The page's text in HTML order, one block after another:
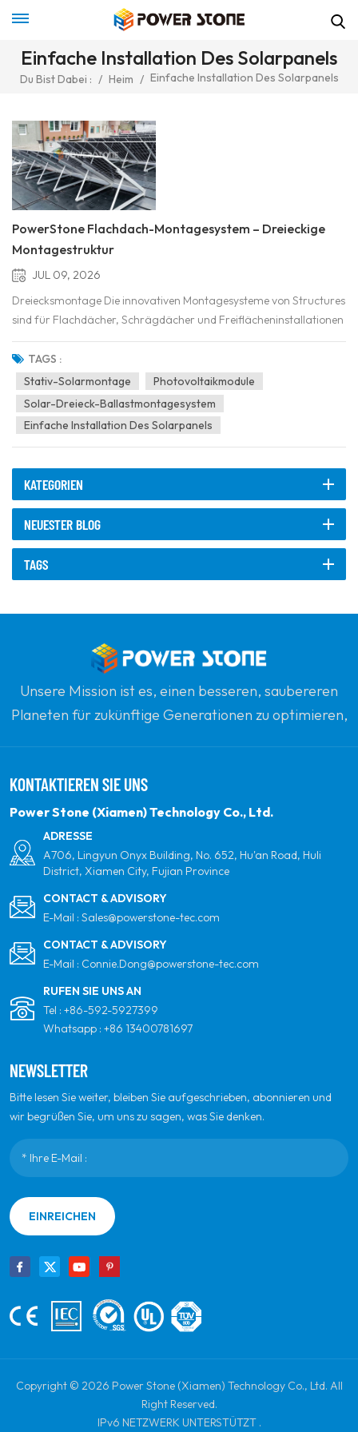
Einfache Installation Des Solarpanels
Du Bist Dabei : / Heim / Einfache Installation Des Solarpanels
PowerStone Flachdach-Montagesystem – Dreieckige
Montagestruktur
JUL 09, 2026
Dreiecksmontage Die innovativen Montagesysteme von Structures
sind für Flachdächer, Schrägdächer und Freiflächeninstallationen
konzipiert. Sie zeichnen sich durch eine dreieckige
Trägerkonstruktion aus, die Stabilität, Anpassungsfähigkeit und
einfache Installation gewährleistet und gleichzeitig die...
TAGS :
Stativ-Solarmontage
Photovoltaikmodule
Solar-Dreieck-Ballastmontagesystem
Einfache Installation Des Solarpanels
KATEGORIEN
NEUESTER BLOG
TAGS
Unsere Mission ist es, einen besseren, saubereren
Planeten für zukünftige Generationen zu optimieren,
Energieprodukten und Ihrem vertrauenswürdigsten
globalen Partner für Qualität, Professionalität und
KONTAKTIEREN SIE UNS
Power Stone (Xiamen) Technology Co., Ltd.
ADRESSE
A706, Lingyun Onyx Building, No. 652, Hu'an Road, Huli
District, Xiamen City, Fujian Province
CONTACT & ADVISORY
E-Mail : Sales@powerstone-tec.com
CONTACT & ADVISORY
E-Mail : Connie.Dong@powerstone-tec.com
RUFEN SIE UNS AN
Tel : +86-592-5927399
Whatsapp : +86 13400781697
NEWSLETTER
Bitte lesen Sie weiter, bleiben Sie aufgeschrieben, abonnieren und
wir begrüßen Sie, um uns zu sagen, was Sie denken.
EINREICHEN
Copyright © 2026 Power Stone (Xiamen) Technology Co., Ltd. All
Right Reserved.
IPv6 NETZWERK UNTERSTÜTZT .